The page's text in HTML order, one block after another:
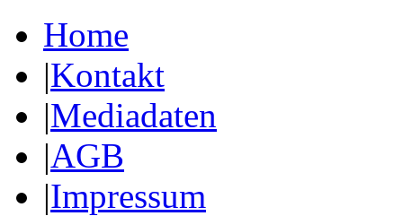
Home
|Kontakt
|Mediadaten
|AGB
|Impressum